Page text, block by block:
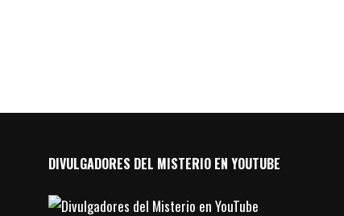
DIVULGADORES DEL MISTERIO EN YOUTUBE